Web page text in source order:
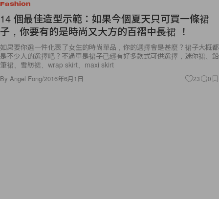
Fashion
14 個最佳造型示範：如果今個夏天只可買一條裙
子，你要有的是時尚又大方的百褶中長裙 ！
如果要你選一件化表了女生的時尚單品，你的選擇會是甚麼？裙子大概都
是不少人的選擇吧？不過單是裙子已經有好多款式可供選擇，迷你裙、鉛
筆裙、雪紡裙、wrap skirt、maxi skirt
By Angel Fong/2016年6月1日 23 0